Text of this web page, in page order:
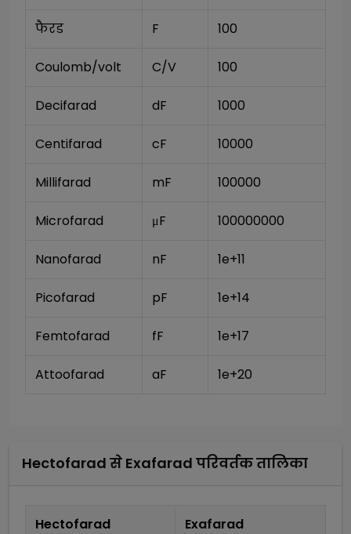
फैरड F 100
Coulomb/volt C/V 100
Decifarad dF 1000
Centifarad cF 10000
Millifarad mF 100000
Microfarad μF 100000000
Nanofarad nF 1e+11
Picofarad pF 1e+14
Femtofarad fF 1e+17
Attoofarad aF 1e+20
Hectofarad से Exafarad परिवर्तक तालिका
Hectofarad Exafarad